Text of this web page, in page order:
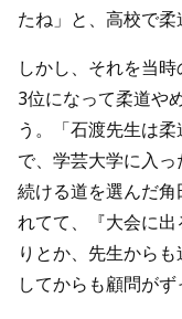
たね」と、高校で柔
しかし、それを当
3位になって柔道や
う。「石渡先生は
で、学芸大学に入
続ける道を選んだ角
れてて、『大会に
りとか、先生から
してからも顧問がず